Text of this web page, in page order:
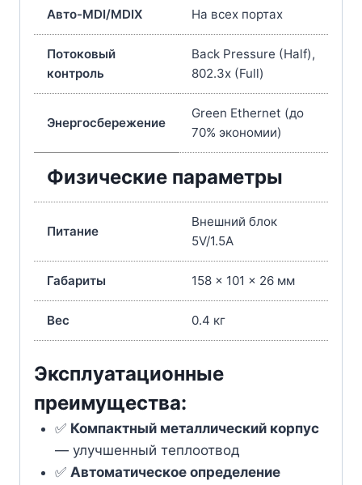
Авто-MDI/MDIX На всех портах
Потоковый
контроль
Back Pressure (Half),
802.3x (Full)
Энергосбережение
Green Ethernet (до
70% экономии)
Физические параметры
Питание
Внешний блок
5V/1.5A
Габариты 158 x 101 x 26 мм
Вес 0.4 кг
Эксплуатационные
преимущества:
✅ Компактный металлический корпус
— улучшенный теплоотвод
✅ Автоматическое определение